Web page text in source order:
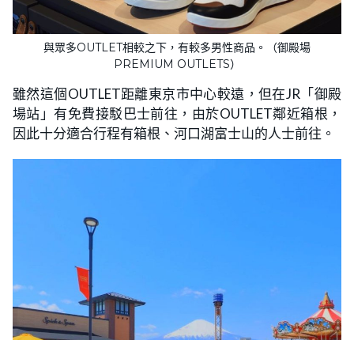
與眾多OUTLET相較之下，有較多男性商品。（御殿場
PREMIUM OUTLETS）
雖然這個OUTLET距離東京市中心較遠，但在JR「御殿
場站」有免費接駁巴士前往，由於OUTLET鄰近箱根，
因此十分適合行程有箱根、河口湖富士山的人士前往。